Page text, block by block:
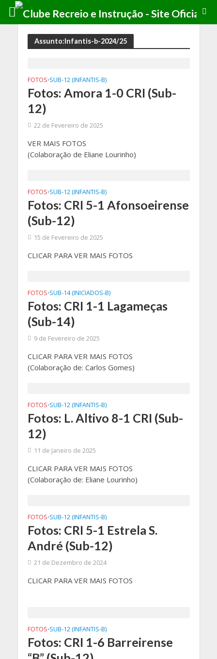
Assunto:Infantis-b-2024/25
FOTOS•SUB-12 (INFANTIS-B)
Fotos: Amora 1-0 CRI (Sub-
12)
22 de Fevereiro de 2025
VER MAIS FOTOS
(Colaboração de Eliane Lourinho)
FOTOS•SUB-12 (INFANTIS-B)
Fotos: CRI 5-1 Afonsoeirense
(Sub-12)
15 de Fevereiro de 2025
CLICAR PARA VER MAIS FOTOS
FOTOS•SUB-14 (INICIADOS-B)
Fotos: CRI 1-1 Lagameças
(Sub-14)
9 de Fevereiro de 2025
CLICAR PARA VER MAIS FOTOS
(Colaboração de: Carlos Gomes)
FOTOS•SUB-12 (INFANTIS-B)
Fotos: L. Altivo 8-1 CRI (Sub-
12)
11 de Janeiro de 2025
CLICAR PARA VER MAIS FOTOS
(Colaboração de: Eliane Lourinho)
FOTOS•SUB-12 (INFANTIS-B)
Fotos: CRI 5-1 Estrela S.
André (Sub-12)
21 de Dezembro de 2024
CLICAR PARA VER MAIS FOTOS
FOTOS•SUB-12 (INFANTIS-B)
Fotos: CRI 1-6 Barreirense